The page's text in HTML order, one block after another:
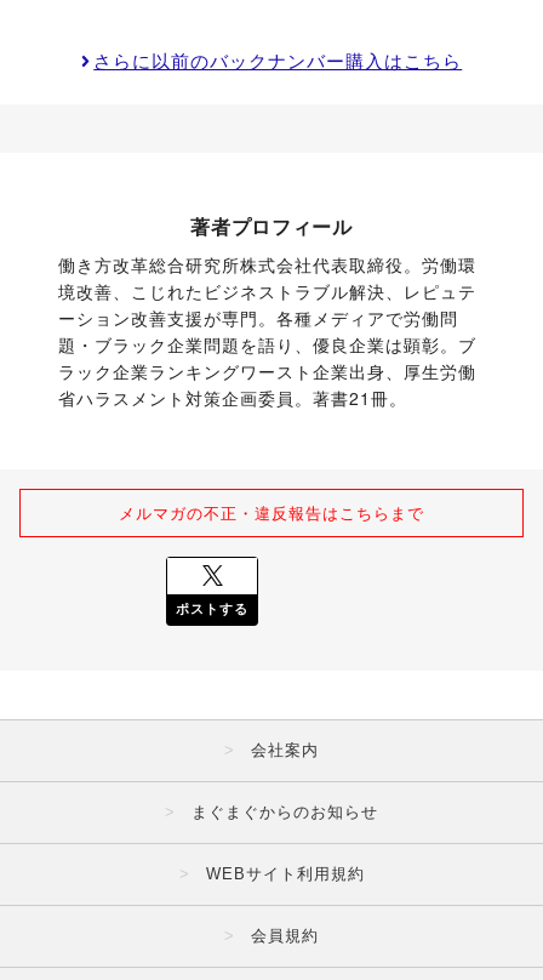
さらに以前のバックナンバー購入はこちら
著者プロフィール
働き方改革総合研究所株式会社代表取締役。労働環
境改善、こじれたビジネストラブル解決、レピュテ
ーション改善支援が専門。各種メディアで労働問
題・ブラック企業問題を語り、優良企業は顕彰。ブ
ラック企業ランキングワースト企業出身、厚生労働
省ハラスメント対策企画委員。著書21冊。
メルマガの不正・違反報告はこちらまで
ポストする
会社案内
まぐまぐからのお知らせ
WEBサイト利用規約
会員規約